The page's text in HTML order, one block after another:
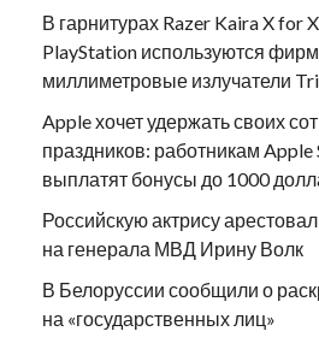
В гарнитурах Razer Kaira X for
PlayStation используются
миллиметровые излучатели
Apple хочет удержать своих
праздников: работникам Apple
выплатят бонусы до 1000
Российскую актрису
на генерала МВД Ирину Волк
В Белоруссии сообщили о
на «государственных лиц»